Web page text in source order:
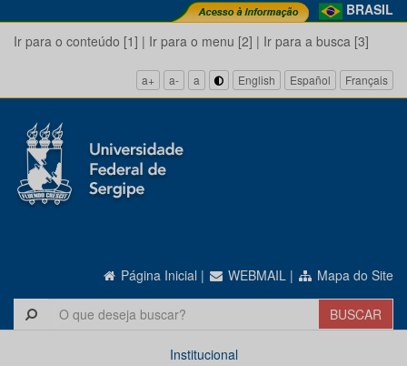
BRASIL
Ir para o conteúdo [1] | Ir para o menu [2] | Ir para a busca [3]
a+ a- a English Español Français
Página Inicial | WEBMAIL | Mapa do Site
Institucional